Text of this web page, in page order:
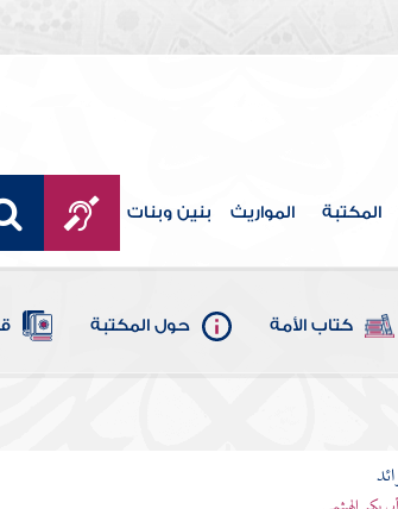
المكتبة المواريث بنين وبنات
كتاب الأمة حول المكتبة